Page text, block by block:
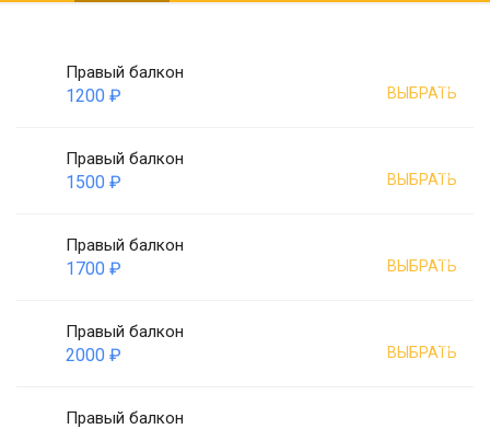
Правый балкон
1200 ₽ ВЫБРАТЬ
Правый балкон
1500 ₽ ВЫБРАТЬ
Правый балкон
1700 ₽ ВЫБРАТЬ
Правый балкон
2000 ₽ ВЫБРАТЬ
Правый балкон